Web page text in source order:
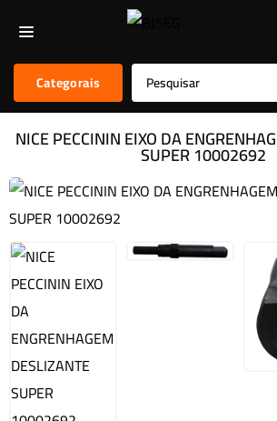
Categorais
Alarmes E Sensores
NICE PECCININ EIXO DA
SUPER 10002692